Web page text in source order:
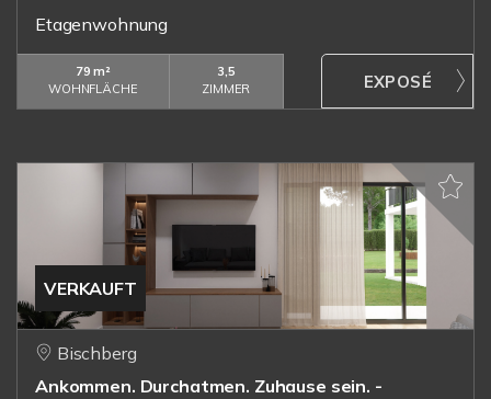
Etagenwohnung
79 m²
WOHNFLÄCHE
3,5
ZIMMER
VERKAUFT
Bischberg
Ankommen. Durchatmen. Zuhause sein. -